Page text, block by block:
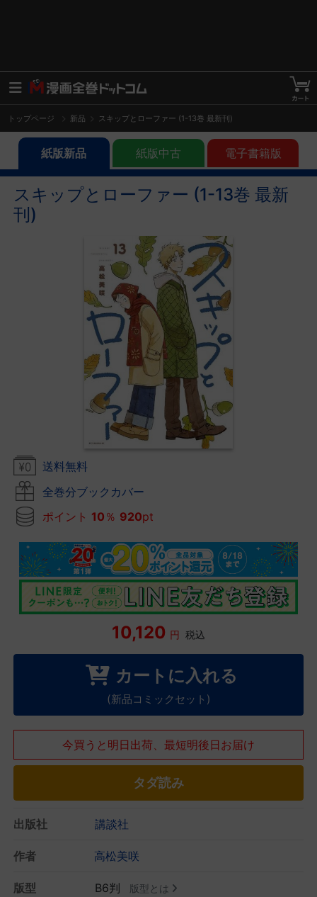
トップページ 新品 スキップとローファー (1-13巻 最新刊)
紙版新品 紙版中古 電子書籍版
スキップとローファー (1-13巻 最新
刊)
送料無料
全巻分ブックカバー
ポイント 10 ％ 920pt
10,120 円 税込
カートに入れる
(新品コミックセット)
今買うと明日出荷、最短明後日お届け
タダ読み
出版社 講談社
作者 高松美咲
版型 B6判 版型とは